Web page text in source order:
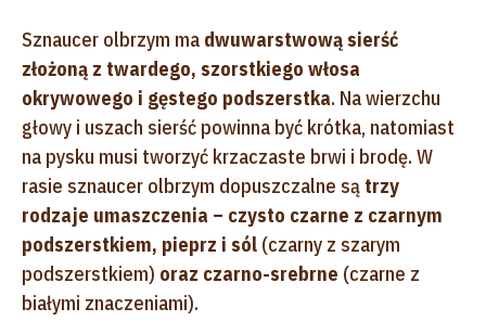
Sznaucer olbrzym ma dwuwarstwową sierść
złożoną z twardego, szorstkiego włosa
okrywowego i gęstego podszerstka. Na wierzchu
głowy i uszach sierść powinna być krótka, natomiast
na pysku musi tworzyć krzaczaste brwi i brodę. W
rasie sznaucer olbrzym dopuszczalne są trzy
rodzaje umaszczenia – czysto czarne z czarnym
podszerstkiem, pieprz i sól (czarny z szarym
podszerstkiem) oraz czarno-srebrne (czarne z
białymi znaczeniami).